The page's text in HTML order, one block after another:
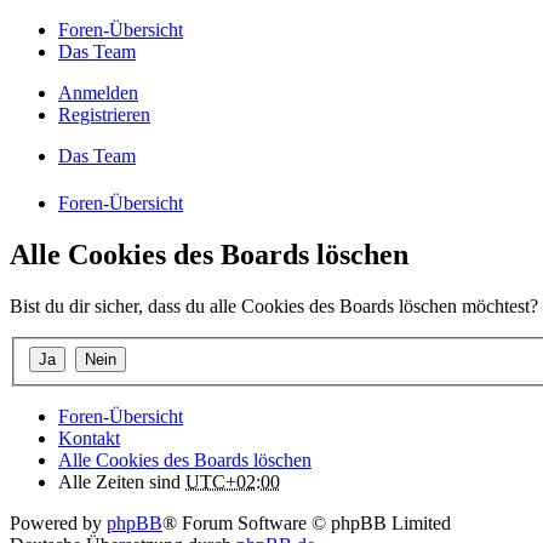
Foren-Übersicht
Das Team
Anmelden
Registrieren
Das Team
Foren-Übersicht
Alle Cookies des Boards löschen
Bist du dir sicher, dass du alle Cookies des Boards löschen möchtest?
Foren-Übersicht
Kontakt
Alle Cookies des Boards löschen
Alle Zeiten sind UTC+02:00
Powered by phpBB® Forum Software © phpBB Limited